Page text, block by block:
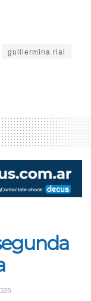
guillermina rial